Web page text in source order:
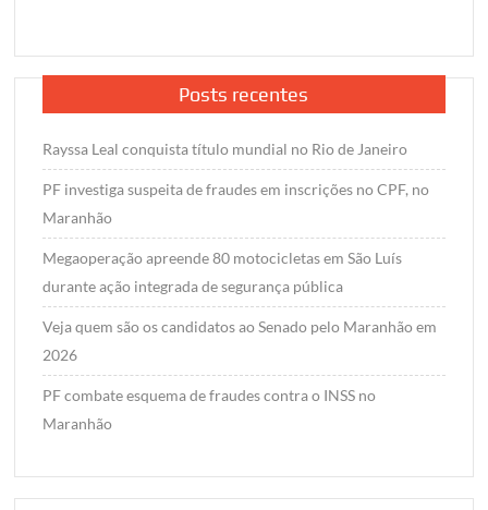
Posts recentes
Rayssa Leal conquista título mundial no Rio de Janeiro
PF investiga suspeita de fraudes em inscrições no CPF, no
Maranhão
Megaoperação apreende 80 motocicletas em São Luís
durante ação integrada de segurança pública
Veja quem são os candidatos ao Senado pelo Maranhão em
2026
PF combate esquema de fraudes contra o INSS no
Maranhão